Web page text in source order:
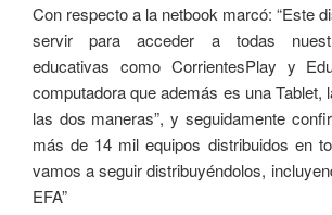
Con respecto a la netbook marcó: “Este
servir para acceder a todas
educativas como CorrientesPlay y
computadora que además es una Tablet,
las dos maneras”, y seguidamente
más de 14 mil equipos distribuidos en
vamos a seguir distribuyéndolos,
EFA”